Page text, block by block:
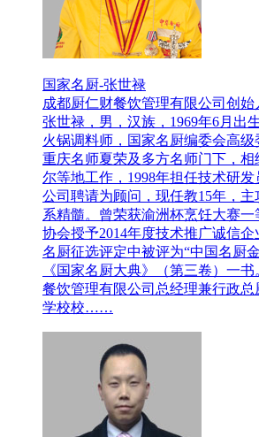
国家名厨-张世禄
成都厨仁财餐饮管理有限公司创始
张世禄，男，汉族，1969年6月出
火锅调料师，国家名厨编委会高
重庆名师夏荣及多方名师门下，
尔等地工作，1998年担任技术研
公司聘请为顾问，现任教15年，
系精髓。曾荣获渝洲杯烹饪大赛
协会授予2014年度技术推广诚信企
名厨征选评定中被评为“中国名厨
《国家名厨大典》（第三卷）一
餐饮管理有限公司总经理兼行政总
学校校……